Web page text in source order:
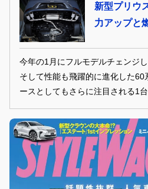
新型プリウ
力アップと
今年の1月にフルモデルチェンジ
そして性能も飛躍的に進化した
ースとしてもさらに注目される1
や性能アップに貢献するマフラー
ックアップしてお届けしよう!